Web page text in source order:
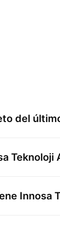
del
Teknoloji
Innosa